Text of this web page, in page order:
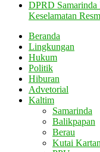
DPRD
Keselamatan
Beranda
Lingkungan
Hukum
Politik
Hiburan
Advetorial
Kaltim
Samarinda
Balikpapan
Berau
Kutai